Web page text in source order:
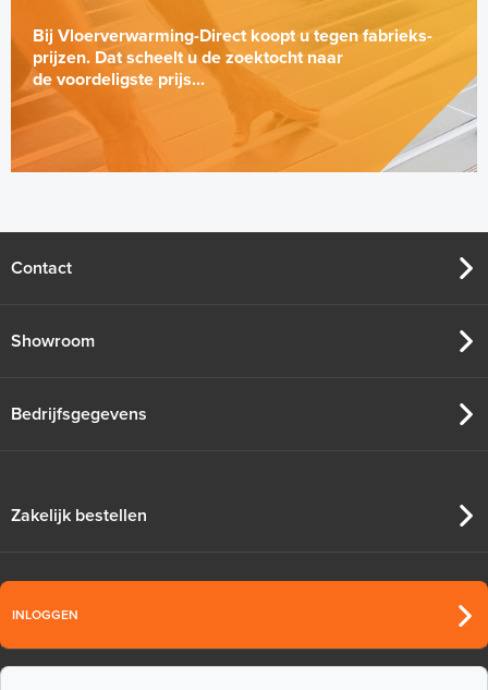
Bij Vloerverwarming-Direct koopt u tegen fabrieks-
prijzen. Dat scheelt u de zoektocht naar
de voordeligste prijs...
Contact
Showroom
Bedrijfsgegevens
Zakelijk bestellen
INLOGGEN